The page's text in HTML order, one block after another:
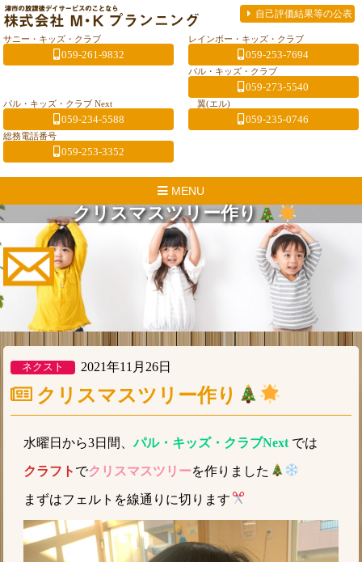
自己評価結果等の公表
サニー・キッズ・クラブ
059-261-9832
レインボー・キッズ・クラブ
059-253-7694
パル・キッズ・クラブ
059-273-5540
パル・キッズ・クラブ Next
059-234-5588
翼(エル)
059-235-0746
総務電話番号
059-253-3352
MENU
クリスマスツリー作り
ネクスト 2021年11月26日
クリスマスツリー作り
水曜日から3日間、パル・キッズ・クラブNext では
クラフト でクリスマスツリーを作りました
まずはフェルトを線通りに切ります